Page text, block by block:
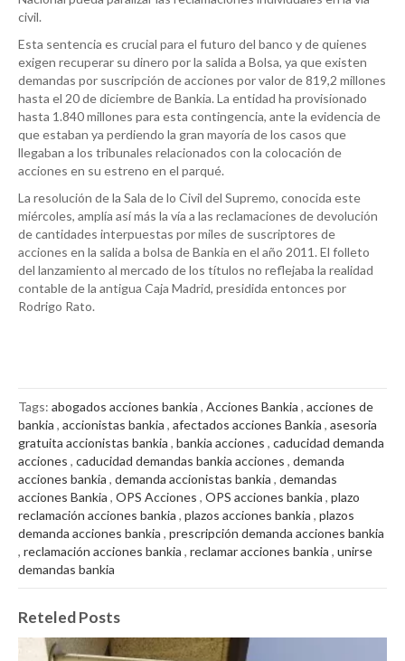
civil.
Esta sentencia es crucial para el futuro del banco y de quienes
exigen recuperar su dinero por la salida a Bolsa, ya que existen
demandas por suscripción de acciones por valor de 819,2 millones
hasta el 20 de diciembre de Bankia. La entidad ha provisionado
hasta 1.840 millones para esta contingencia, ante la evidencia de
que estaban ya perdiendo la gran mayoría de los casos que
llegaban a los tribunales relacionados con la colocación de
acciones en su estreno en el parqué.
La resolución de la Sala de lo Civil del Supremo, conocida este
miércoles, amplía así más la vía a las reclamaciones de devolución
de cantidades interpuestas por miles de suscriptores de
acciones en la salida a bolsa de Bankia en el año 2011. El folleto
del lanzamiento al mercado de los títulos no reflejaba la realidad
contable de la antigua Caja Madrid, presidida entonces por
Rodrigo Rato.
Tags: abogados acciones bankia , Acciones Bankia , acciones de
bankia , accionistas bankia , afectados acciones Bankia , asesoria
gratuita accionistas bankia , bankia acciones , caducidad demanda
acciones , caducidad demandas bankia acciones , demanda
acciones bankia , demanda accionistas bankia , demandas
acciones Bankia , OPS Acciones , OPS acciones bankia , plazo
reclamación acciones bankia , plazos acciones bankia , plazos
demanda acciones bankia , prescripción demanda acciones bankia
, reclamación acciones bankia , reclamar acciones bankia , unirse
demandas bankia
Reteled Posts